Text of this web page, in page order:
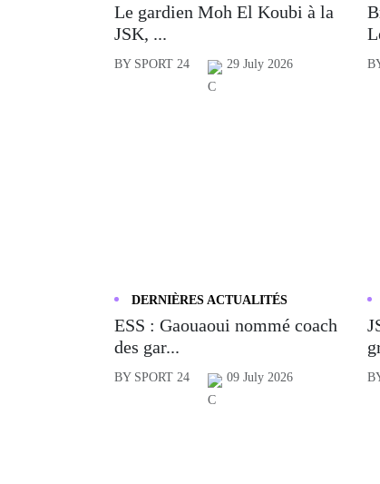
Le gardien Moh El Koubi à la
JSK, ...
BY SPORT 24 29 July 2026
DERNIÈRES ACTUALITÉS
ESS : Gaouaoui nommé coach
des gar...
BY SPORT 24 09 July 2026